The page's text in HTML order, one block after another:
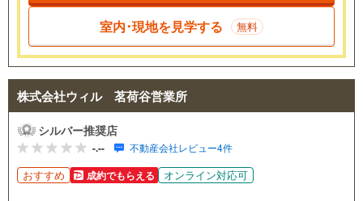
室内･現地を見学する 無料
株式会社ウィル 茗荷谷営業所
シルバー推奨店
-.-- 不動産会社レビュー4件
おすすめ 成約でもらえる オンライン対応可